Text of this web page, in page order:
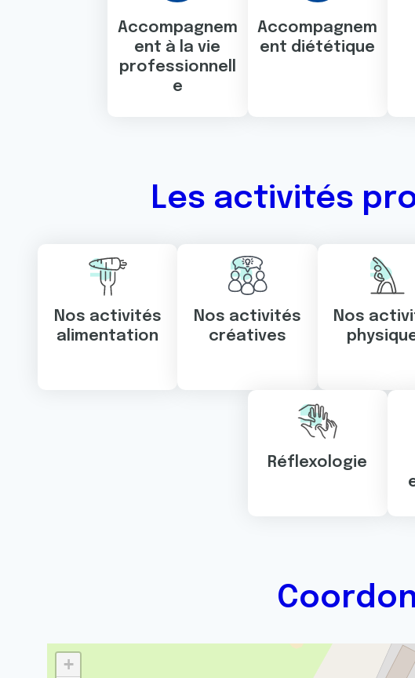
Accompagnem
ent à la vie
professionnell
e
Accompagnem
ent diététique
Les activités
Nos activités
alimentation
Nos activités
créatives
Nos
Réflexologie
+